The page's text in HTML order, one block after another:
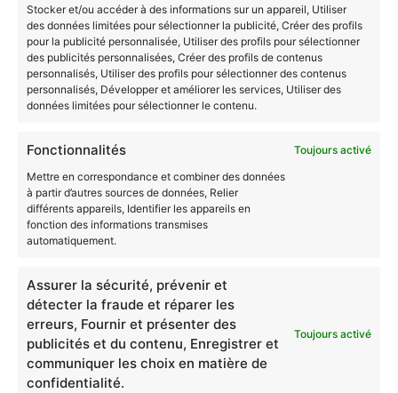
Stocker et/ou accéder à des informations sur un appareil, Utiliser
des données limitées pour sélectionner la publicité, Créer des profils
pour la publicité personnalisée, Utiliser des profils pour sélectionner
des publicités personnalisées, Créer des profils de contenus
personnalisés, Utiliser des profils pour sélectionner des contenus
personnalisés, Développer et améliorer les services, Utiliser des
données limitées pour sélectionner le contenu.
Fonctionnalités
Toujours activé
Mettre en correspondance et combiner des données
à partir d’autres sources de données, Relier
différents appareils, Identifier les appareils en
fonction des informations transmises
automatiquement.
Assurer la sécurité, prévenir et
détecter la fraude et réparer les
erreurs, Fournir et présenter des
publicités et du contenu, Enregistrer et
communiquer les choix en matière de
confidentialité.
Toujours activé
Ainsi, lors de ses
prochaines connexions, il n’est plus nécessaire de
saisir certaines
informations une nouvelle fois.
statistiques de
fréquentation, évaluer l’ergonomie du site mais également de
détecter des
problèmes de navigation dans le site ou encore d’organiser
certains contenus.
qui revient sur le site ou consulte un autre site internet. Grâce à
ces cookies, il est possible d’effectuer le suivi des visiteurs au
travers du site Web. Le but est d’afficher des publicités qui sont
pertinentes et intéressantes.
Des tiers (notamment des régies publicitaires, des réseaux
sociaux, des